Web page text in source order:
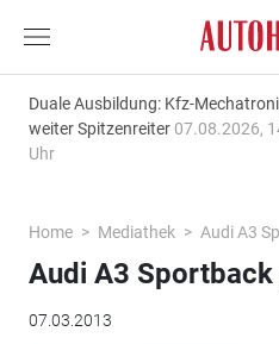
Duale Ausbildung: Kfz-
weiter Spitzenreiter 07.08.2026,
Uhr
Home Mediathek Audi A3
07.03.2013
Audi A3